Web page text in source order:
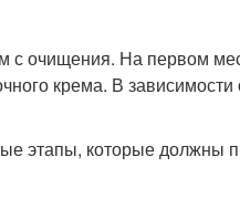
с очищения. На первом
крема. В зависимости
этапы, которые должны